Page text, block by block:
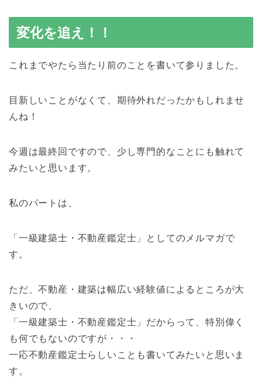
変化を追え！！
これまでやたら当たり前のことを書いて参りました。
目新しいことがなくて、期待外れだったかもしれませ
んね！
今週は最終回ですので、少し専門的なことにも触れて
みたいと思います。
私のパートは、
「一級建築士・不動産鑑定士」としてのメルマガで
す。
ただ、不動産・建築は幅広い経験値によるところが大
きいので、
「一級建築士・不動産鑑定士」だからって、特別偉く
も何でもないのですが・・・
一応不動産鑑定士らしいことも書いてみたいと思いま
す。